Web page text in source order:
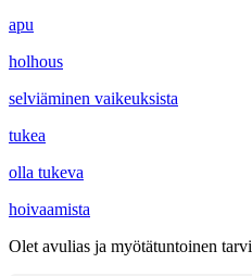
apu
holhous
selviäminen vaikeuksista
tukea
olla tukeva
hoivaamista
Olet avulias ja myötätuntoinen